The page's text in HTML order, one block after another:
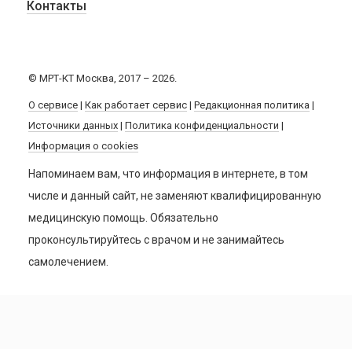
Контакты
© МРТ-КТ Москва, 2017 – 2026.
О сервисе| Как работает сервис| Редакционная политика |
Источники данных| Политика конфиденциальности |
Информация о cookies
Напоминаем вам, что информация в интернете, в том
числе и данный сайт, не заменяют квалифицированную
медицинскую помощь. Обязательно
проконсультируйтесь с врачом и не занимайтесь
самолечением.